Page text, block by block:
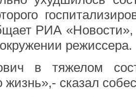
РИА «Новости»,
режиссера.
в тяжелом
жизнь»,- сказал